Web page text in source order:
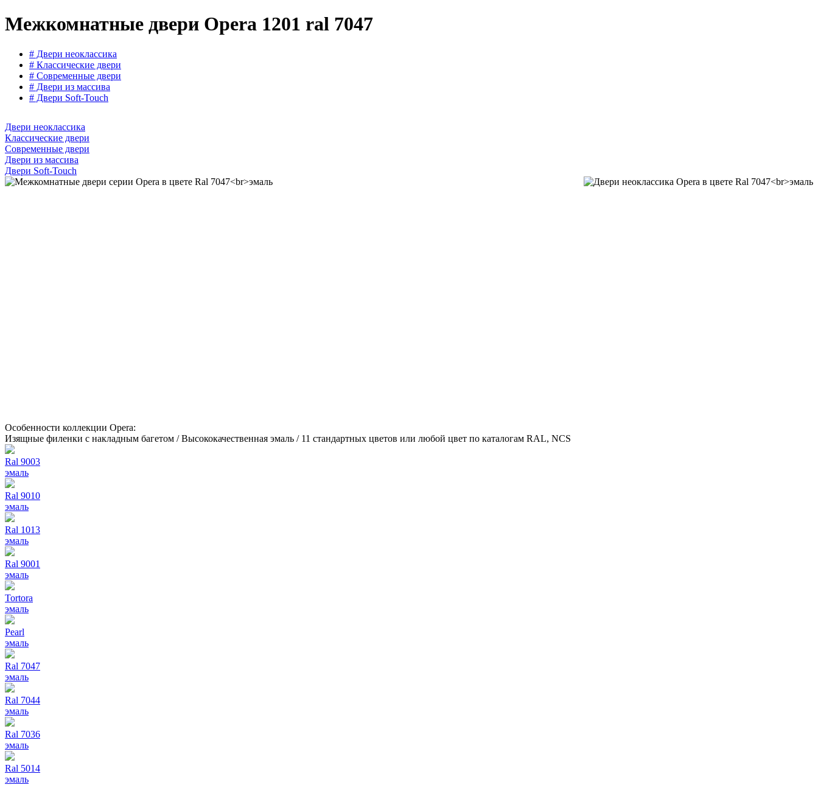
Межкомнатные двери Opera 1201 ral 7047
# Двери неоклассика
# Классические двери
# Современные двери
# Двери из массива
# Двери Soft-Touch
Двери неоклассика
Классические двери
Современные двери
Двери из массива
Двери Soft-Touch
Особенности коллекции Opera:
Изящные филенки с накладным багетом / Высококачественная эмаль / 11 стандартных цветов или любой цвет по каталогам RAL, NCS
Ral 9003
эмаль
Ral 9010
эмаль
Ral 1013
эмаль
Ral 9001
эмаль
Tortora
эмаль
Pearl
эмаль
Ral 7047
эмаль
Ral 7044
эмаль
Ral 7036
эмаль
Ral 5014
эмаль